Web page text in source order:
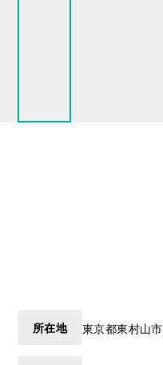
所在地 東京都東村山市